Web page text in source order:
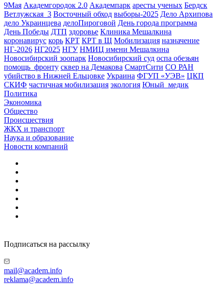
9Мая Академгородок 2.0 Академпарк аресты ученых Бердск
Ветлужская_3 Восточный обход выборы-2025 Дело Архипова
дело Украинцева делоПироговой День города программа
День Победы ДТП здоровье Клиника Мешалкина
коронавирус корь КРТ КРТ в Щ Мобилизация назначение
НГ-2026 НГ2025 НГУ НМИЦ имени Мешалкина
Новосибирский зоопарк Новосибирский суд оспа обезьян
помощь_фронту сквер на Демакова СмартСити СО РАН
убийство в Нижней Ельцовке Украина ФГУП «УЭВ» ЦКП
СКИФ частичная мобилизация экология Юный_медик
Политика
Экономика
Общество
Происшествия
ЖКХ и транспорт
Наука и образование
Новости компаний
Подписаться на рассылку
mail@academ.info
reklama@academ.info